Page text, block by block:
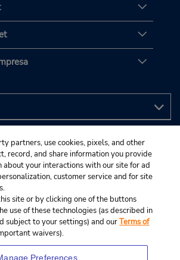
partners, use cookies, pixels, and other
record, and share information you provide
about your interactions with our site for ad
customer service and for site
site or by clicking one of the buttons
use of these technologies (as described in
subject to your settings) and ourTerms of
waivers).
Preferences